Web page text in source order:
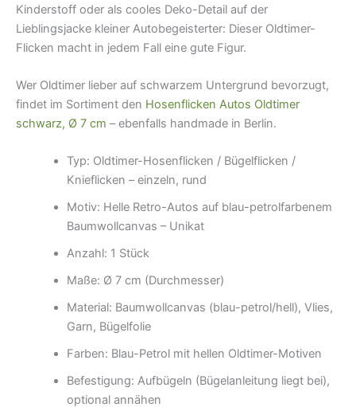
Kinderstoff oder als cooles Deko-Detail auf der
Lieblingsjacke kleiner Autobegeisterter: Dieser Oldtimer-
Flicken macht in jedem Fall eine gute Figur.
Wer Oldtimer lieber auf schwarzem Untergrund bevorzugt,
findet im Sortiment den Hosenflicken Autos Oldtimer
schwarz, Ø 7 cm – ebenfalls handmade in Berlin.
Typ: Oldtimer-Hosenflicken / Bügelflicken /
Knieflicken – einzeln, rund
Motiv: Helle Retro-Autos auf blau-petrolfarbenem
Baumwollcanvas – Unikat
Anzahl: 1 Stück
Maße: Ø 7 cm (Durchmesser)
Material: Baumwollcanvas (blau-petrol/hell), Vlies,
Garn, Bügelfolie
Farben: Blau-Petrol mit hellen Oldtimer-Motiven
Befestigung: Aufbügeln (Bügelanleitung liegt bei),
optional annähen